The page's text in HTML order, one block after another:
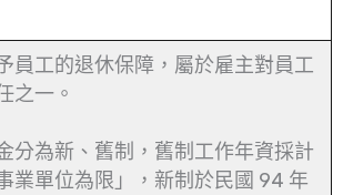
員工的退休保障，屬於雇主對員工
之一。
分為新、舊制，舊制工作年資採計
業單位為限」，新制於民國 94 年